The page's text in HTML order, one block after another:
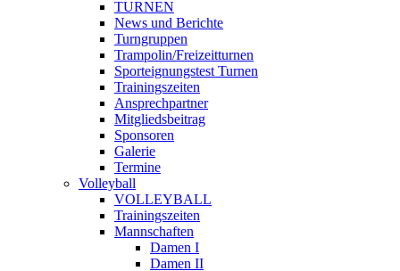
TURNEN
News und Berichte
Turngruppen
Trampolin/Freizeitturnen
Sporteignungstest Turnen
Trainingszeiten
Ansprechpartner
Mitgliedsbeitrag
Sponsoren
Galerie
Termine
Volleyball
VOLLEYBALL
Trainingszeiten
Mannschaften
Damen I
Damen II